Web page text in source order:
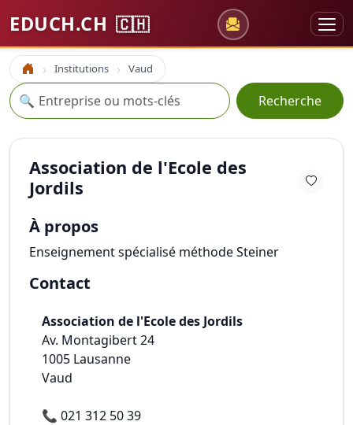
EDUCH.CH 🇨🇭
Accueil Institutions Vaud
Recherche
🔍 Recherche
Association de l'Ecole des
Jordils
À propos
Enseignement spécialisé méthode Steiner
Contact
Association de l'Ecole des Jordils
Av. Montagibert 24
1005 Lausanne
Vaud
📞 021 312 50 39